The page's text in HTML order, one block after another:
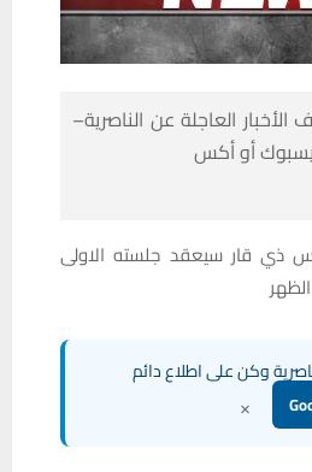
العاجلة عن الناصرية–
أو أكس
ذي قار سيعقد جلسته الاولى
وكن على اطلاع دائم
×